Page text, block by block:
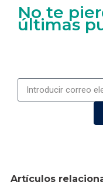
No te
últimas
Artículos